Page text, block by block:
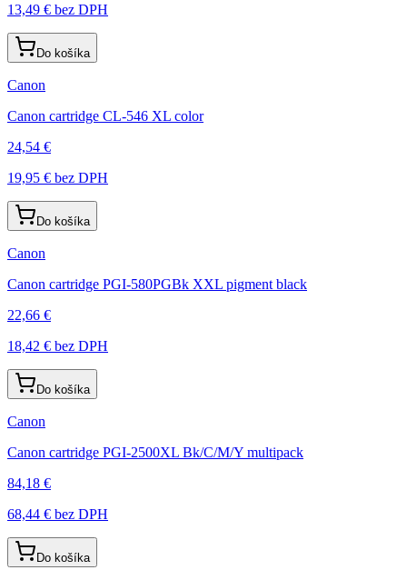
13,49 € bez DPH
Do košíka
Canon
Canon cartridge CL-546 XL color
24,54 €
19,95 € bez DPH
Do košíka
Canon
Canon cartridge PGI-580PGBk XXL pigment black
22,66 €
18,42 € bez DPH
Do košíka
Canon
Canon cartridge PGI-2500XL Bk/C/M/Y multipack
84,18 €
68,44 € bez DPH
Do košíka